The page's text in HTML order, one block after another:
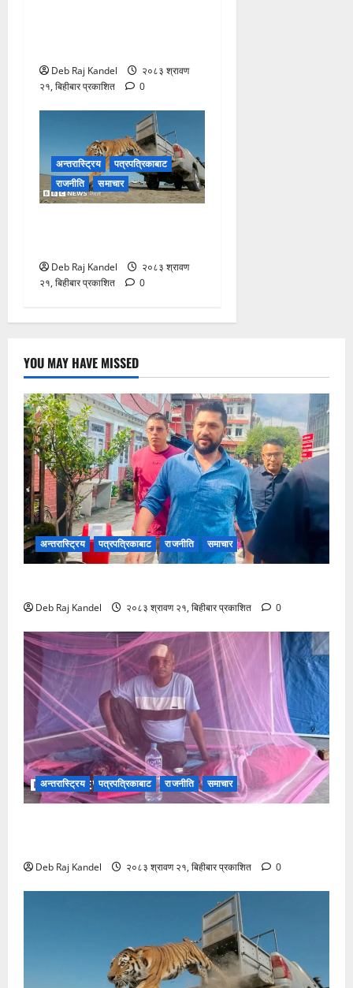
Deb Raj Kandel
२०८३ श्रावण
२१, बिहीबार प्रकाशित
0
अन्तरास्ट्रिय
पत्रपत्रिकाबाट
राजनीति
समाचार
Deb Raj Kandel
२०८३ श्रावण
२१, बिहीबार प्रकाशित
0
YOU MAY HAVE MISSED
अन्तरास्ट्रिय पत्रपत्रिकाबाट राजनीति समाचार
Deb Raj Kandel २०८३ श्रावण २१, बिहीबार प्रकाशित 0
अन्तरास्ट्रिय पत्रपत्रिकाबाट राजनीति समाचार
Deb Raj Kandel २०८३ श्रावण २१, बिहीबार प्रकाशित 0